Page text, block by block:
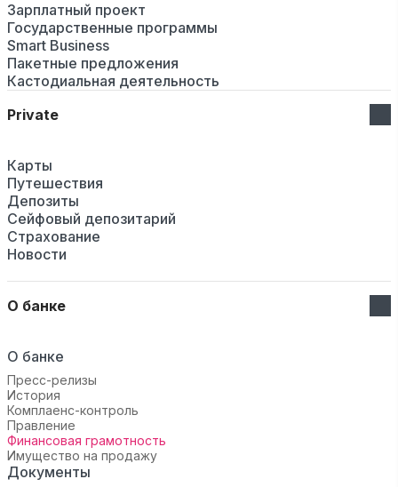
Зарплатный проект
Государственные программы
Smart Business
Пакетные предложения
Кастодиальная деятельность
Private
Карты
Путешествия
Депозиты
Сейфовый депозитарий
Страхование
Новости
О банке
О банке
Пресс-релизы
История
Комплаенс-контроль
Правление
Финансовая грамотность
Имущество на продажу
Документы